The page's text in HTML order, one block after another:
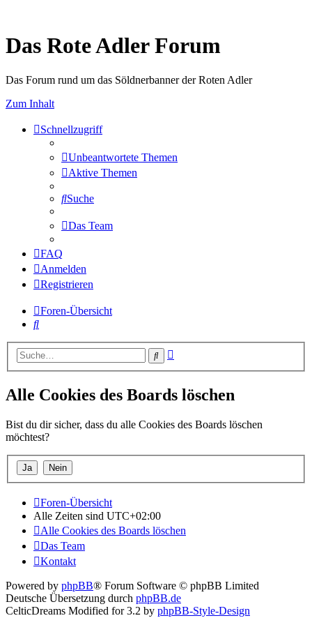
Das Rote Adler Forum
Das Forum rund um das Söldnerbanner der Roten Adler
Zum Inhalt
Schnellzugriff
Unbeantwortete Themen
Aktive Themen
Suche
Das Team
FAQ
Anmelden
Registrieren
Foren-Übersicht
Suche
Suche
Alle Cookies des Boards löschen
Bist du dir sicher, dass du alle Cookies des Boards löschen
möchtest?
Foren-Übersicht
Alle Zeiten sind UTC+02:00
Alle Cookies des Boards löschen
Das Team
Kontakt
Powered by phpBB® Forum Software © phpBB Limited
Deutsche Übersetzung durch phpBB.de
CelticDreams Modified for 3.2 by phpBB-Style-Design